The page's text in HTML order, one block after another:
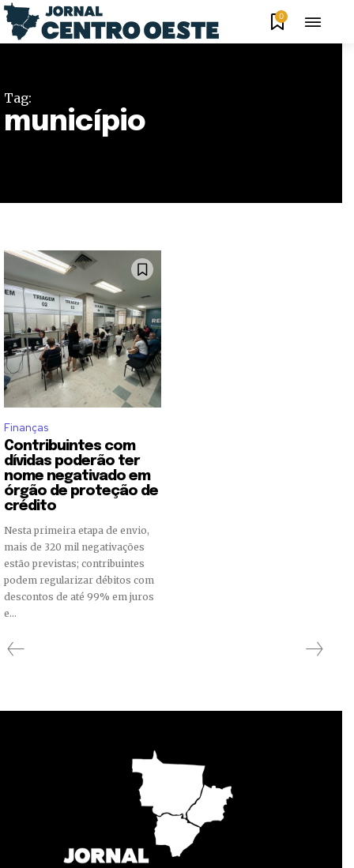
Junte-se à nossa comunidade
de ASSINANTES e faça parte da
nossa jornada.
Para se inscrever, basta inserir seu endereço de e-mail e
clicar no botão de inscrição. Não se preocupe, respeitamos
sua privacidade e não enviaremos spam para sua caixa de
entrada. Suas informações estão seguras conosco.
0
Tag:
município
Finanças
Contribuintes com
dívidas poderão ter
nome negativado em
órgão de proteção de
crédito
Nesta primeira etapa de envio,
mais de 320 mil negativações
estão previstas; contribuintes
podem regularizar débitos com
descontos de até 99% em juros
e...